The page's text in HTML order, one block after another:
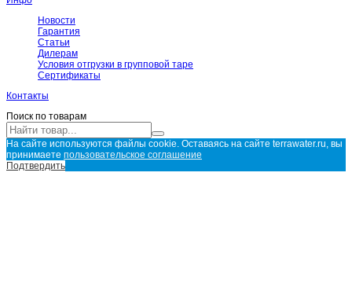
Новости
Гарантия
Статьи
Дилерам
Условия отгрузки в групповой таре
Сертификаты
Контакты
Поиск по товарам
На сайте используются файлы cookie. Оставаясь на сайте terrawater.ru, вы
принимаете пользовательское соглашение
Подтвердить